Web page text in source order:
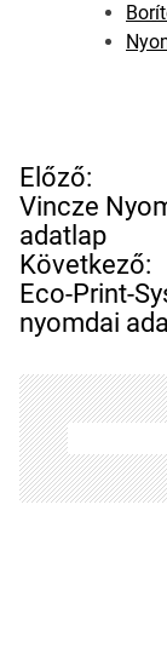
B
e
j
e
g
y
z
é
s
n
a
v
Előző:
Vincze
adatlap
Következő:
Eco-Print-
nyomdai